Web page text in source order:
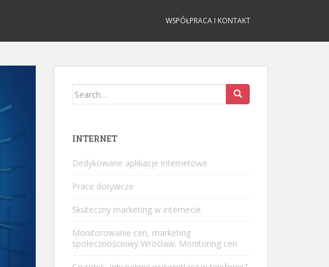
WSPÓŁPRACA I KONTAKT
Search
INTERNET
Dedykowane aplikacje internetowe
Prace dorywcze
Skuteczny marketing w internecie.
Monitorowanie cen, marketing
społecznościowy Wrocław. Monitoring cen